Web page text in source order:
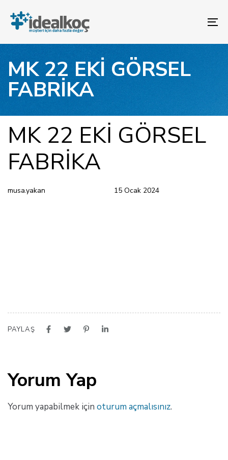
atla
gezinme
bölümüne
geç
atlaMK 22 EKİ GÖRSEL
FABRİKA
MK 22 EKİ GÖRSEL
FABRİKA
musa.yakan 15 Ocak 2024
PAYLAŞ
Yorum Yap
Yorum yapabilmek için oturum açmalısınız.